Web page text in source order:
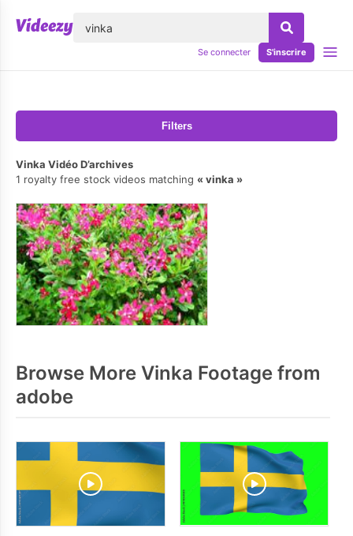
Se connecter S'inscrire
Filters
Vinka Vidéo D’archives
1 royalty free stock videos matching
vinka
Browse More Vinka Footage from
adobe